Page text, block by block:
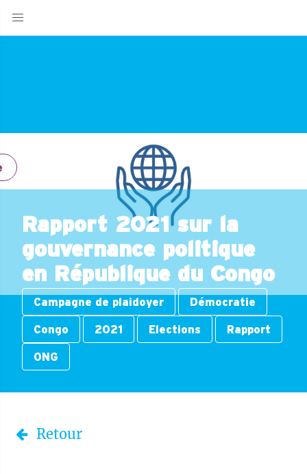
Rapport 2021 sur la
gouvernance politique
en République du Congo
Campagne de plaidoyer Démocratie
Congo 2021 Elections Rapport
ONG
Retour